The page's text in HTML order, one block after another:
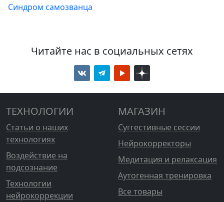
Синдром самозванца
Читайте нас в социальных сетях
ТЕХНОЛОГИИ
Статьи о наших
технологиях
Воздействие на
подсознание
Технологии
нейрокоррекции
МАГАЗИН
Суггестивные сессии
Нейрокорректоры
Медитация и релаксация
Аутогенная тренировка
Все товары